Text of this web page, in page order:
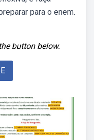
para o enem.
button below.